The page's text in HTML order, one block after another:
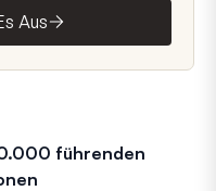
Aus
führenden